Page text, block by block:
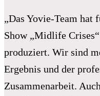
„Das Yovie-Team hat
Show „Midlife
produziert. Wir sind
Ergebnis und der
Zusammenarbeit.